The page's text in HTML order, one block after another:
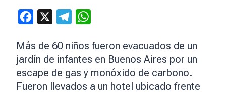
Facebook Telegram
Más de 60 niños fueron evacuados de un
jardín de infantes en Buenos Aires por un
escape de gas y monóxido de carbono.
Fueron llevados a un hotel ubicado frente